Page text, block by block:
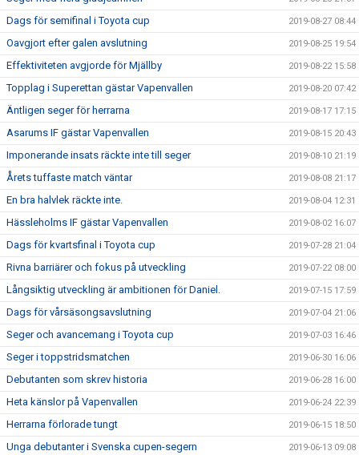
Dags för semifinal i Toyota cup 2019-08-27 08:44
Oavgjort efter galen avslutning 2019-08-25 19:54
Effektiviteten avgjorde för Mjällby 2019-08-22 15:58
Topplag i Superettan gästar Vapenvallen 2019-08-20 07:42
Äntligen seger för herrarna 2019-08-17 17:15
Asarums IF gästar Vapenvallen 2019-08-15 20:43
Imponerande insats räckte inte till seger 2019-08-10 21:19
Årets tuffaste match väntar 2019-08-08 21:17
En bra halvlek räckte inte. 2019-08-04 12:31
Hässleholms IF gästar Vapenvallen 2019-08-02 16:07
Dags för kvartsfinal i Toyota cup 2019-07-28 21:04
Rivna barriärer och fokus på utveckling 2019-07-22 08:00
Långsiktig utveckling är ambitionen för Daniel. 2019-07-15 17:59
Dags för vårsäsongsavslutning 2019-07-04 21:06
Seger och avancemang i Toyota cup 2019-07-03 16:46
Seger i toppstridsmatchen 2019-06-30 16:06
Debutanten som skrev historia 2019-06-28 16:00
Heta känslor på Vapenvallen 2019-06-24 22:39
Herrarna förlorade tungt 2019-06-15 18:50
Unga debutanter i Svenska cupen-segern 2019-06-13 09:08